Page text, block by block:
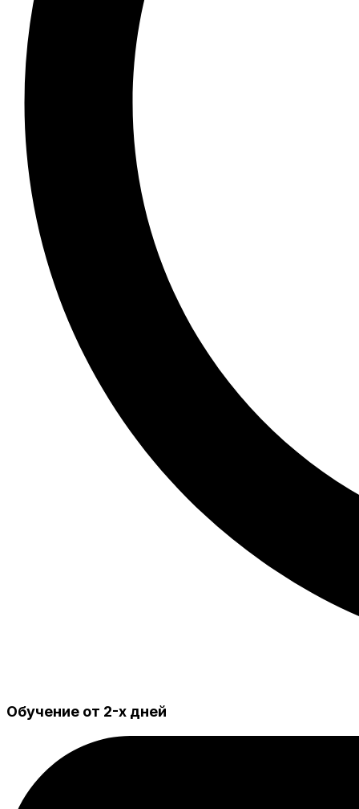
Обучение от 2-х дней